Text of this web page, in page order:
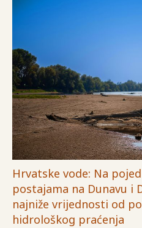
Hrvatske vode: Na
postajama na Dunavu i
najniže vrijednosti od
hidrološkog praćenja